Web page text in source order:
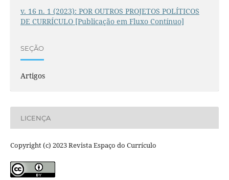
v. 16 n. 1 (2023): POR OUTROS PROJETOS POLÍTICOS
DE CURRÍCULO [Publicação em Fluxo Contínuo]
SEÇÃO
Artigos
LICENÇA
Copyright (c) 2023 Revista Espaço do Currículo